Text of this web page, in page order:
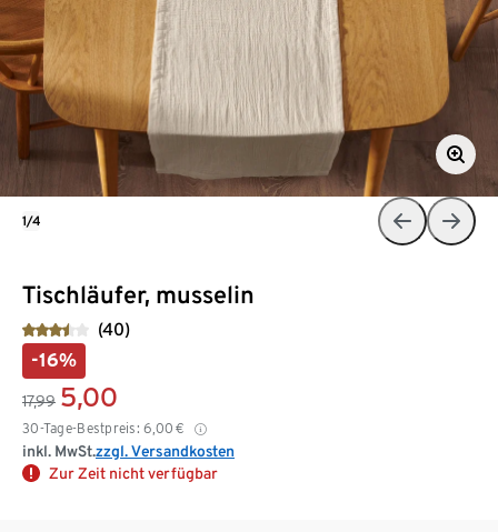
Tischläufer, musselin
(40)
-16%
17,99 5,00
30-Tage-Bestpreis: 6,00 €
inkl. MwSt.zzgl. Versandkosten
Zur Zeit nicht verfügbar
1/4